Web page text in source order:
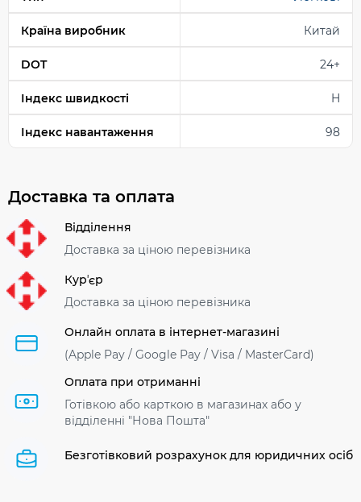
Країна виробник Китай
DOT 24+
Індекс швидкості H
Індекс навантаження 98
Доставка та оплата
Відділення
Доставка за ціною перевізника
Курʼєр
Доставка за ціною перевізника
Онлайн оплата в інтернет-магазині
(Apple Pay / Google Pay / Visa / MasterСard)
Оплата при отриманні
Готівкою або карткою в магазинах або у
відділенні "Нова Пошта"
Безготівковий розрахунок для юридичних осіб